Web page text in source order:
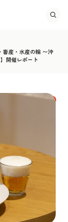
畜産・水産の輪 〜沖
開催レポート